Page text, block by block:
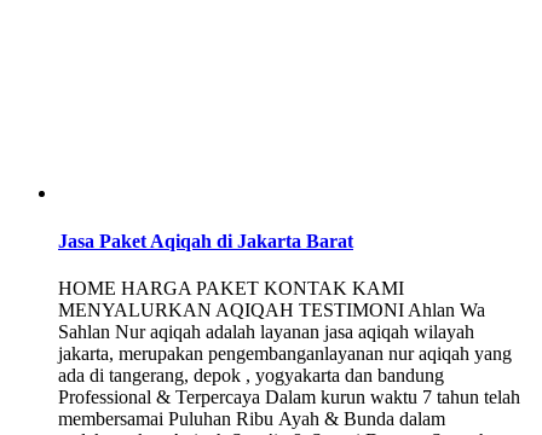
Jasa Paket Aqiqah di Jakarta Barat
HOME HARGA PAKET KONTAK KAMI
MENYALURKAN AQIQAH TESTIMONI Ahlan Wa
Sahlan Nur aqiqah adalah layanan jasa aqiqah wilayah
jakarta, merupakan pengembanganlayanan nur aqiqah yang
ada di tangerang, depok , yogyakarta dan bandung
Professional & Terpercaya Dalam kurun waktu 7 tahun telah
membersamai Puluhan Ribu Ayah & Bunda dalam